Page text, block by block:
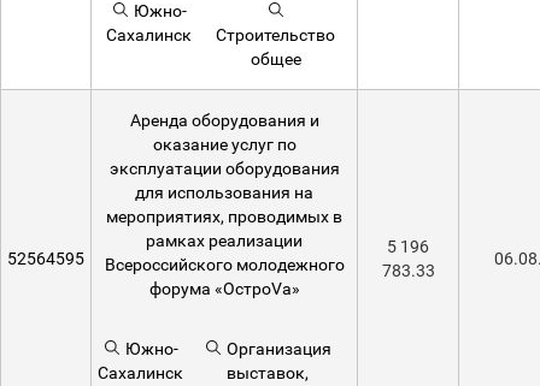
Южно-
Сахалинск
Строительство
общее
52564595
Аренда оборудования и
оказание услуг по
эксплуатации оборудования
для использования на
мероприятиях, проводимых в
рамках реализации
Всероссийского молодежного
форума «ОстроVа»
Южно-
Сахалинск
Организация
выставок,
5 196
783.33